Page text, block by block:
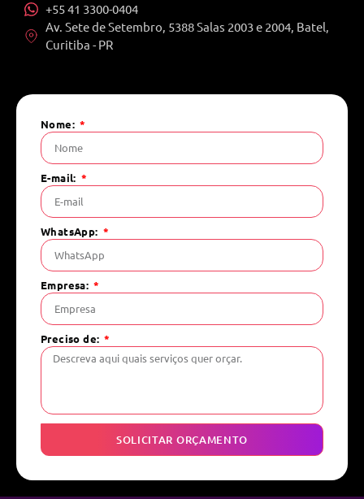
+55 41 3300-0404
Av. Sete de Setembro, 5388 Salas 2003 e 2004, Batel,
Curitiba - PR
Nome:
E-mail:
WhatsApp:
Empresa:
Preciso de:
SOLICITAR ORÇAMENTO